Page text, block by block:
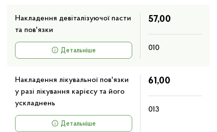
Накладення девіталізуючої пасти
та пов'язки
57,00
010
Детальніше
Накладення лікувальної пов'язки
у разі лікування карієсу та його
ускладнень
61,00
013
Детальніше